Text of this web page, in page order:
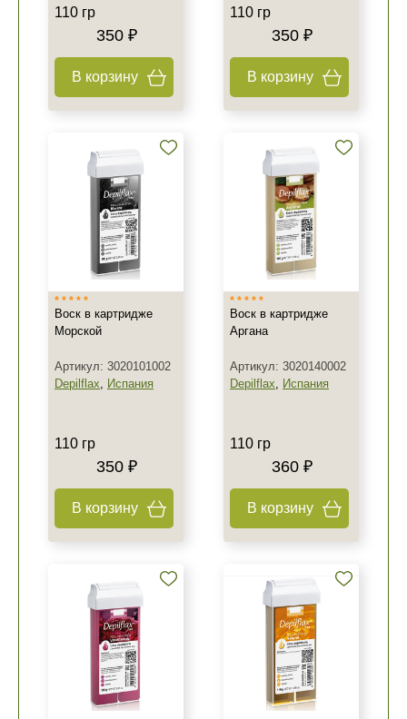
110 гр
350 ₽
В корзину
110 гр
350 ₽
В корзину
Воск в картридже
Морской
Артикул: 3020101002
Depilflax, Испания
110 гр
350 ₽
В корзину
Воск в картридже
Аргана
Артикул: 3020140002
Depilflax, Испания
110 гр
360 ₽
В корзину